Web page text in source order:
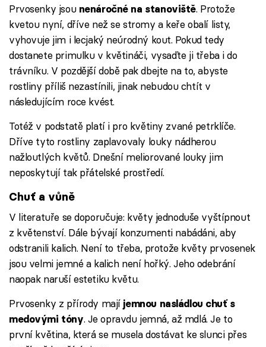
Prvosenky jsou nenáročné na stanoviště. Protože
kvetou nyní, dříve než se stromy a keře obalí listy,
vyhovuje jim i lecjaký neúrodný kout. Pokud tedy
dostanete primulku v květináči, vysaďte ji třeba i do
trávníku. V pozdější době pak dbejte na to, abyste
rostliny příliš nezastínili, jinak nebudou chtít v
následujícím roce kvést.
Totéž v podstatě platí i pro květiny zvané petrklíče.
Dříve tyto rostliny zaplavovaly louky nádherou
nažloutlých květů. Dnešní meliorované louky jim
neposkytují tak přátelské prostředí.
Chuť a vůně
V literatuře se doporučuje: květy jednoduše vyštípnout
z květenství. Dále bývají konzumenti nabádáni, aby
odstranili kalich. Není to třeba, protože květy prvosenek
jsou velmi jemné a kalich není hořký. Jeho odebrání
naopak naruší estetiku květu.
Prvosenky z přírody mají jemnou nasládlou chuť s
medovými tóny. Je opravdu jemná, až mdlá. Je to
první květina, která se musela dostávat ke slunci přes